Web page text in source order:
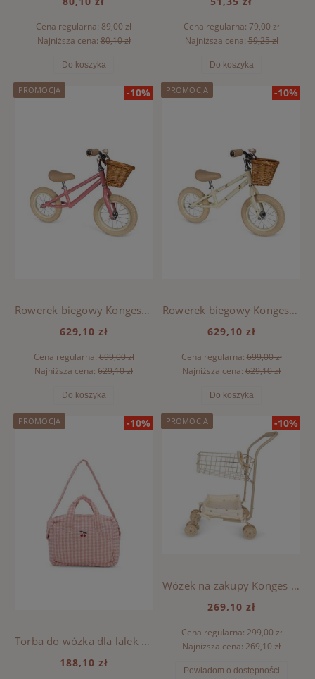
Cena regularna: 89,00 zł
Najniższa cena:80,10 zł
Do koszyka
Cena regularna: 79,00 zł
Najniższa cena:59,25 zł
Do koszyka
-10%
Rowerek biegowy Konges Sloejd - SPARKLING PINK
629,10 zł
Cena regularna:699,00 zł
Najniższa cena: 629,10 zł
Do koszyka
PROMOCJA -10%
Rowerek biegowy Konges Sloejd - KUBI
629,10 zł
Cena regularna:699,00 zł
Najniższa cena: 629,10 zł
Do koszyka
PROMOCJA
-10%
Torba do wózka dla lalek Konges Sloejd - POWDER PINK CHECK
188,10 zł
PROMOCJA -10%
Wózek na zakupy Konges Sloejd - CHERRY
269,10 zł
Cena regularna:299,00 zł
Najniższa cena: 269,10 zł
Powiadom o dostępności
PROMOCJA